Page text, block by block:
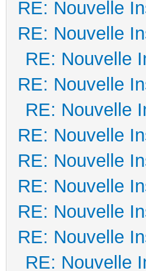
RE: Nouvelle
RE: Nouvelle
RE: Nouvelle
RE: Nouvelle
RE: Nouvelle
RE: Nouvelle
RE: Nouvelle
RE: Nouvelle
RE: Nouvelle
RE: Nouvelle
RE: Nouvelle